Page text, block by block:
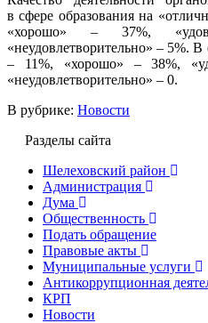
в сфере образования на
«хорошо» – 37%,
«неудовлетворительно» – 5%.
– 11%, «хорошо» – 38%,
«неудовлетворительно» – 0.
В рубрике: Новости
Разделы сайта
Шелеховский район
Администрация
Дума
Общественность
Подать обращение
Правовые акты
Муниципальные услуги
Антикоррупционная
КРП
Новости